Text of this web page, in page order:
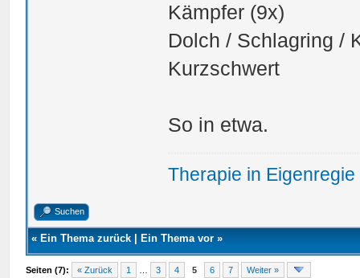
Kämpfer (9x)
Dolch / Schlagring /
Kurzschwert
So in etwa.
Therapie in
Suchen
« Ein Thema zurück| Ein Thema vor »
Seiten (7): « Zurück 1 3 4 5 6 7 Weiter »